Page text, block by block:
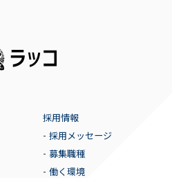
採用情報
採用メッセージ
募集職種
働く環境